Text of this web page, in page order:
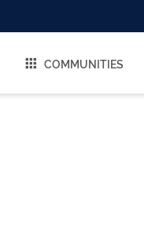
COMMUNITIES